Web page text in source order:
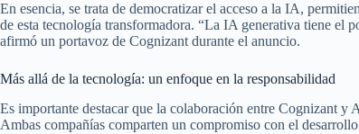
En esencia, se trata de democratizar el acceso a la IA,
de esta tecnología transformadora. “La IA generativa tiene el
afirmó un portavoz de Cognizant durante el anuncio.
Más allá de la tecnología: un enfoque en la responsabilidad
Es importante destacar que la colaboración entre Cognizant
Ambas compañías comparten un compromiso con el